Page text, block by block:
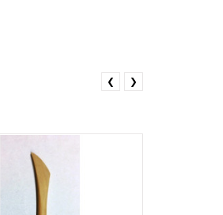
❮ ❯